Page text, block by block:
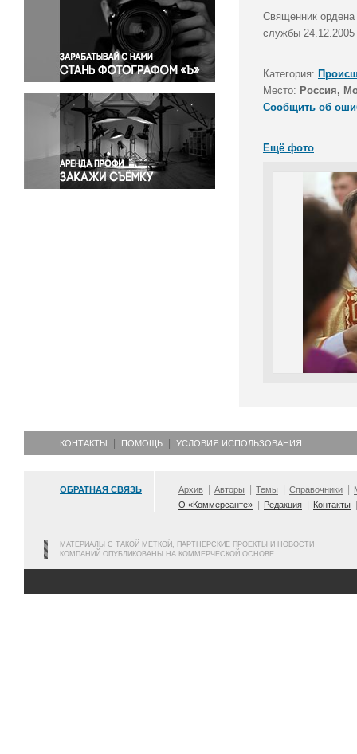
Политика
Правосудие
Происшествия и конфликты
Религия
Светская жизнь
Спорт
Экология
Экономика и бизнес
Священник ордена
службы 24.12.2005
Категория:
Место: Россия,
Сообщить об
Ещё фото
КОНТАКТЫ ПОМОЩЬ УСЛОВИЯ ИСПОЛЬЗОВАНИЯ
ОБРАТНАЯ СВЯЗЬ Архив Авторы Темы Справочники
О «Коммерсанте»
Редакция Контакты
МАТЕРИАЛЫ С ТАКОЙ МЕТКОЙ, ПАРТНЕРСКИЕ ПРОЕКТЫ И НОВОСТИ
КОМПАНИЙ ОПУБЛИКОВАНЫ НА КОММЕРЧЕСКОЙ ОСНОВЕ